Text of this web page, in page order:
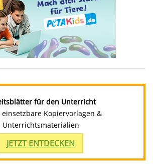
für den Unterricht
einsetzbare Kopiervorlagen &
Unterrichtsmaterialien
JETZT ENTDECKEN